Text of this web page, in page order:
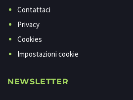
Contattaci
Privacy
Cookies
Impostazioni cookie
NEWSLETTER